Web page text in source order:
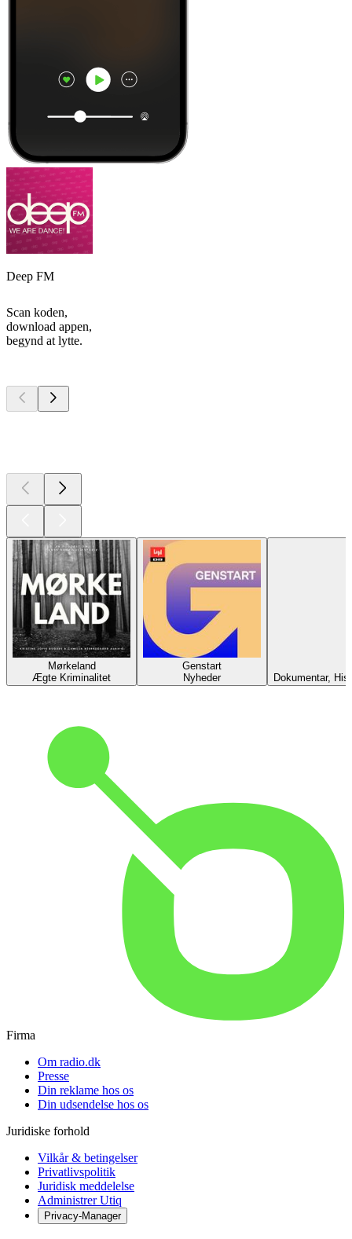
Deep FM
Scan koden,
download appen,
begynd at lytte.
Mørkeland
Ægte Kriminalitet
Genstart
Nyheder
Dokumentar,
Firma
Om radio.dk
Presse
Din reklame hos os
Din udsendelse hos os
Juridiske forhold
Vilkår & betingelser
Privatlivspolitik
Juridisk meddelelse
Administrer Utiq
Privacy-Manager